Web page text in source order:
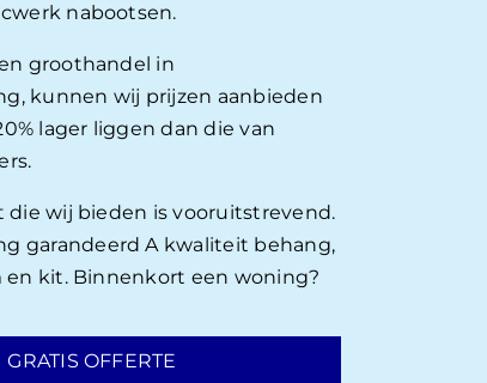
nabootsen.
groothandel in
kunnen wij prijzen aanbieden
lager liggen dan die van
die wij bieden is vooruitstrevend.
garandeerd A kwaliteit behang,
en kit. Binnenkort een woning?
GRATIS OFFERTE